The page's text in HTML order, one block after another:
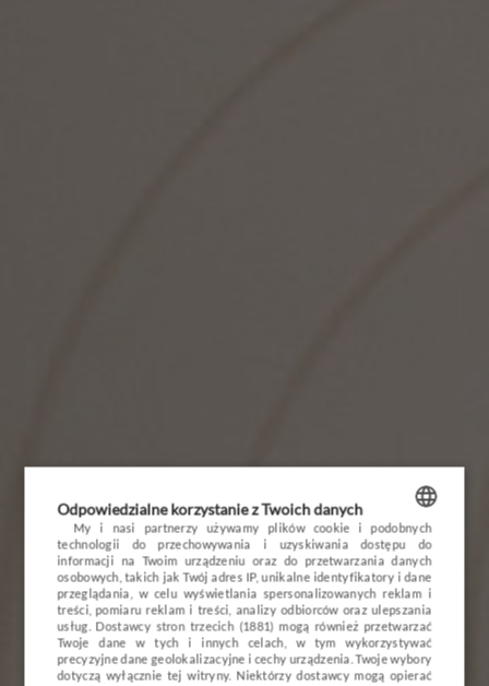
POKOJE I PAKIETY
DLA DZIECI
MINERAL SPA
RESTAURACJA
PL DE EN CZ
POLISH
ENGLISH
GERMAN
CZECH
Odpowiedzialne korzystanie z Twoich danych
My i nasi partnerzy używamy plików cookie i podobnych
technologii do przechowywania i uzyskiwania dostępu do
informacji na Twoim urządzeniu oraz do przetwarzania danych
osobowych, takich jak Twój adres IP, unikalne identyfikatory i dane
przeglądania, w celu wyświetlania spersonalizowanych reklam i
treści, pomiaru reklam i treści, analizy odbiorców oraz ulepszania
usług. Dostawcy stron trzecich (1881)mogą również przetwarzać
Twoje dane w tych i innych celach, w tym wykorzystywać
precyzyjne dane geolokalizacyjne i cechy urządzenia. Twoje wybory
dotyczą wyłącznie tej witryny. Niektórzy dostawcy mogą opierać